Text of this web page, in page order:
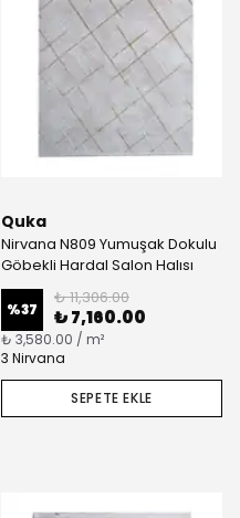
Quka
Nirvana N809 Yumuşak Dokulu
Göbekli Hardal Salon Halısı
%37
₺ 11,306.00
₺ 7,160.00
₺ 3,580.00 / m²
3 Nirvana
SEPETE EKLE